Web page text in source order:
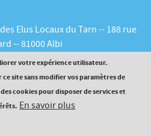
Elus Locaux du Tarn -- 188 rue
-- 81000 Albi
:contact@maires81.asso.fr
2.0 (Level AAA)
votre expérience utilisateur.
site sans modifier vos paramètres de
cookies pour disposer de services et
En savoir plus